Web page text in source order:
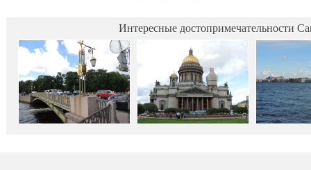
Интересные достопримечательности